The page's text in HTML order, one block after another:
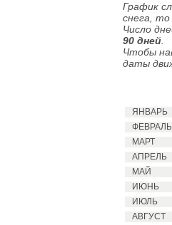
График
снега,
Число
90 дней
Чтобы
даты
ЯНВАРЬ
ФЕВРАЛЬ
МАРТ
АПРЕЛЬ
МАЙ
ИЮНЬ
ИЮЛЬ
АВГУСТ